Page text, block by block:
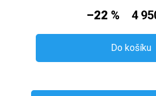
–22 % 4
Do košíku